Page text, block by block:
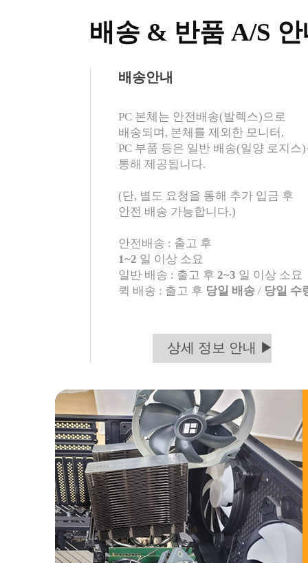
배송 & 반품 A/S
PC 본체는 안전배송(발렉스)으로
배송되며, 본체를 제외한 모니터,
PC 부품 등은 일반 배송(일양 로지스
통해 제공됩니다.
(단, 별도 요청을 통해 추가 입금 후
안전 배송 가능합니다.)
안전배송 : 출고 후
1~2 일 이상 소요
일반 배송 : 출고 후 2~3 일 이상 소요
퀵 배송 : 출고 후 당일 배송 / 당일 수
배송안내
상세 정보 안내 ▶